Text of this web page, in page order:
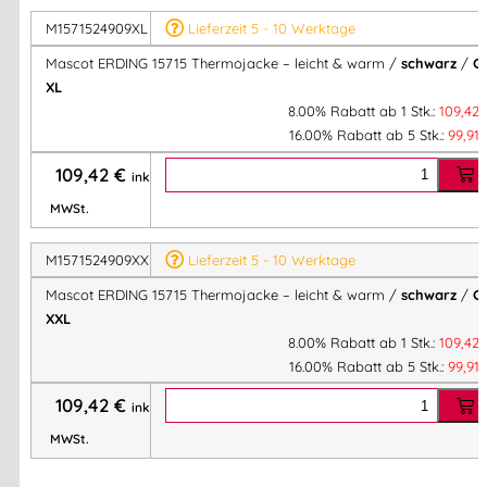
Isolierung:CLIMASCOT® Lightweight Insulation
Eigenschaften:Atmungsaktiv, winddicht, wasserabweisend
Industriewäsche-Kategorie:
OEKO-TEX® STANDARD 100
Ideal für:
Arbeiter, Monteure, Techniker und Logistikmitarbeiter, die
eineleichte, wärmende und funktionale Thermojackefür
kühlere Umgebungen benötigen. Auch perfekt als
Zwischenschicht unter Wetterschutzjacken
✔ Bewegungsfreundlich & atmungsaktiv
✔ Funktional & industriewäschegeeignet
Mascot® Thermojacke ERDING 15715: Leicht, atmungsaktiv
M1571524909XL
Lieferzeit 5 - 10 Werktage
Mascot ERDING 15715 Thermojacke – leicht & warm / schwarz/
XL
8.00% Rabatt ab 1 Stk.: 109,42
16.00% Rabatt ab 5 Stk.: 99,91
109,42 € inkl.
MWSt.
M1571524909XXL
Lieferzeit 5 - 10 Werktage
Mascot ERDING 15715 Thermojacke – leicht & warm / schwarz/
XXL
8.00% Rabatt ab 1 Stk.: 109,42
16.00% Rabatt ab 5 Stk.: 99,91
109,42 € inkl.
MWSt.